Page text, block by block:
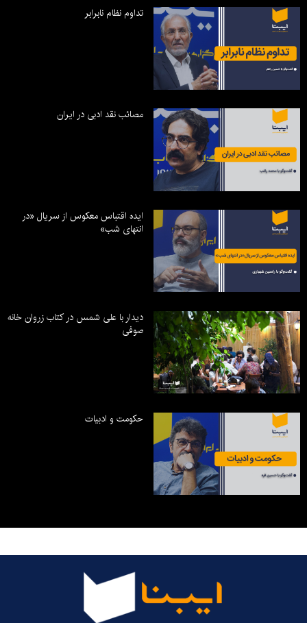
تداوم نظام نابرابر
مصائب نقد ادبی در ایران
ایده اقتباس معکوس از سریال «در
انتهای شب»
دیدار با علی شمس در کتاب زروان خانه
صوفی
حکومت و ادبیات